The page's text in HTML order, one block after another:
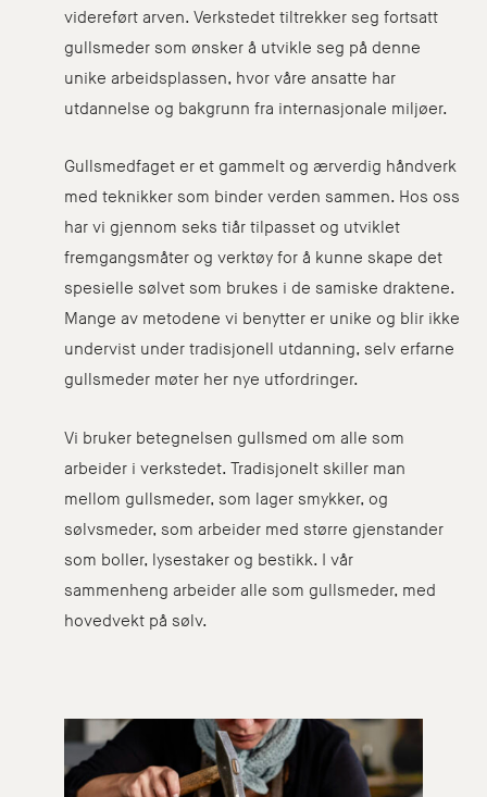
videreført arven. Verkstedet tiltrekker seg fortsatt
gullsmeder som ønsker å utvikle seg på denne
unike arbeidsplassen, hvor våre ansatte har
utdannelse og bakgrunn fra internasjonale miljøer.
Gullsmedfaget er et gammelt og ærverdig håndverk
med teknikker som binder verden sammen. Hos oss
har vi gjennom seks tiår tilpasset og utviklet
fremgangsmåter og verktøy for å kunne skape det
spesielle sølvet som brukes i de samiske draktene.
Mange av metodene vi benytter er unike og blir ikke
undervist under tradisjonell utdanning, selv erfarne
gullsmeder møter her nye utfordringer.
Vi bruker betegnelsen gullsmed om alle som
arbeider i verkstedet. Tradisjonelt skiller man
mellom gullsmeder, som lager smykker, og
sølvsmeder, som arbeider med større gjenstander
som boller, lysestaker og bestikk. I vår
sammenheng arbeider alle som gullsmeder, med
hovedvekt på sølv.